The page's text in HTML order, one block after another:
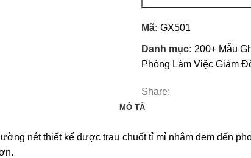
Mã: GX501
Danh mục: 200+ Mẫu
Phòng Làm Việc Giám
Share:
MÔ TẢ
nét thiết kế được trau chuốt tỉ mỉ nhằm đem đến